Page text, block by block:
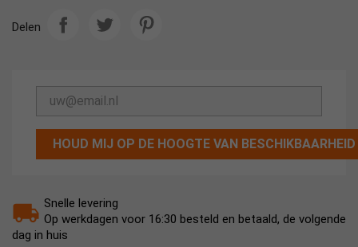
Delen
HOUD MIJ OP DE HOOGTE VAN BESCHIKBAARHEID
Snelle levering
Op werkdagen voor 16:30 besteld en betaald, de volgende
dag in huis